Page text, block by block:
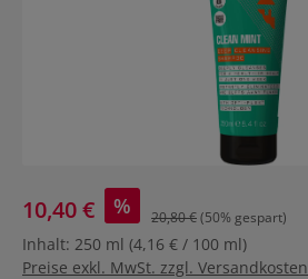
10,40 € % 20,80 €(50% gespart)
Inhalt: 250 ml (4,16 € / 100 ml)
Preise exkl. MwSt. zzgl. Versandkosten